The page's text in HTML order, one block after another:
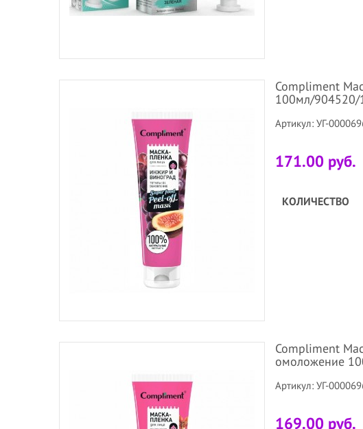
Compliment
100мл/904520/
Артикул: УГ-
171.00 руб.
КОЛИЧЕСТВО
Compliment
омоложение
Артикул: УГ-
169.00 руб.